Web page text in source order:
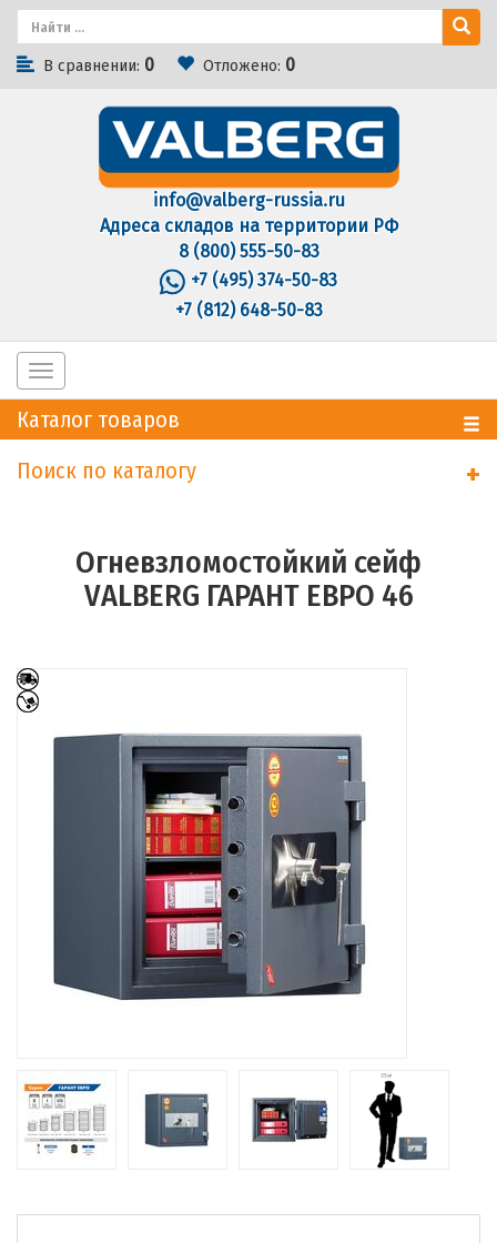
В сравнении: 0 Отложено: 0
info@valberg-russia.ru
Адреса складов на территории РФ
8 (800) 555-50-83
+7 (495) 374-50-83
+7 (812) 648-50-83
Toggle
navigation
Каталог товаров
Поиск по каталогу
+
Огневзломостойкий сейф
VALBERG ГАРАНТ ЕВРО 46